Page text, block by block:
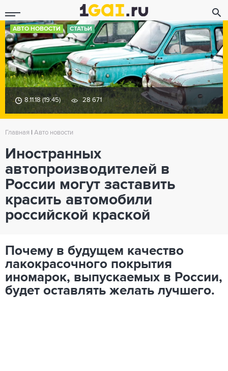
АВТО НОВОСТИ СТАТЬИ
8.11.18 (19:45) 28 671
Главная Авто новости
Иностранных
автопроизводителей в
России могут заставить
красить автомобили
российской краской
Почему в будущем качество
лакокрасочного покрытия
иномарок, выпускаемых в России,
будет оставлять желать лучшего.